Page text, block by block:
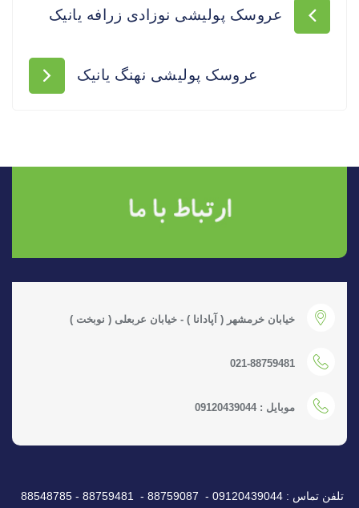
عروسک پولیشی نوزادی زرافه یانیک
عروسک پولیشی نهنگ یانیک
خیابان خرمشهر ( آپادانا ) - خیابان عربعلی ( نوبخت )
021-88759481
موبایل : 09120439044
تلفن تماس : 09120439044 - 88759087 - 88759481 - 88548785